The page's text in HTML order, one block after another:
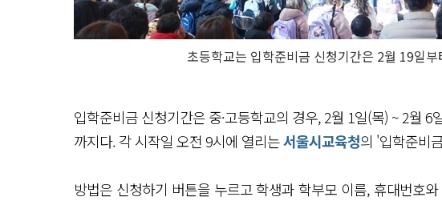
초등학교는 입학준비금 신청기간은 2월 19일
입학준비금 신청기간은 중·고등학교의 경우, 2월 1일(목) ~ 2월
까지다. 각 시작일 오전 9시에 열리는서울시교육청의 '입학준비
방법은 신청하기 버튼을 누르고 학생과 학부모 이름, 휴대번호